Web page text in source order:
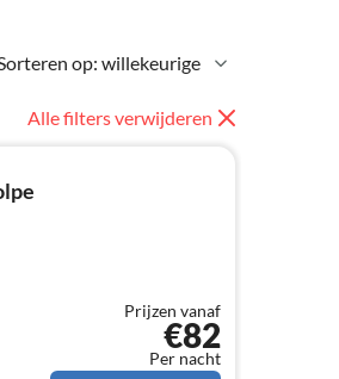
op: willekeurige
Alle filters verwijderen
Prijzen vanaf
€82
Per nacht